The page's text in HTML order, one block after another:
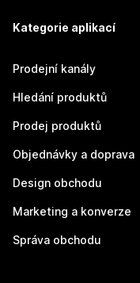
Kategorie aplikací
Prodejní kanály
Hledání produktů
Prodej produktů
Objednávky a doprava
Design obchodu
Marketing a konverze
Správa obchodu